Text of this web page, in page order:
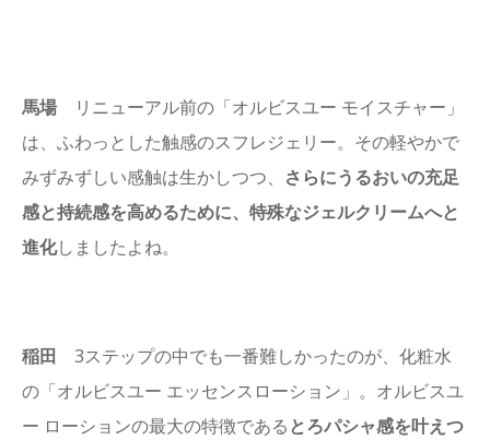
馬場 リニューアル前の「オルビスユー モイスチャー」
は、ふわっとした触感のスフレジェリー。その軽やかで
みずみずしい感触は生かしつつ、 さらにうるおいの充足
感と持続感を高めるために、特殊なジェルクリームへと
進化しましたよね。
稲田 3ステップの中でも一番難しかったのが、化粧水
の「オルビスユー エッセンスローション」。オルビスユ
ー ローションの最大の特徴であるとろパシャ感を叶えつ